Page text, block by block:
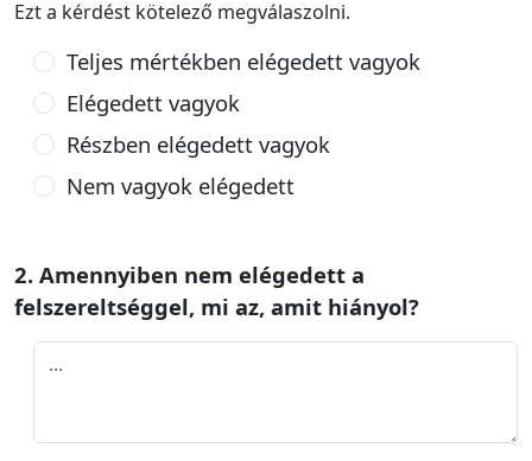
Ezt a kérdést kötelező megválaszolni.
Teljes mértékben elégedett vagyok
Elégedett vagyok
Részben elégedett vagyok
Nem vagyok elégedett
2. Amennyiben nem elégedett a
felszereltséggel, mi az, amit hiányol?